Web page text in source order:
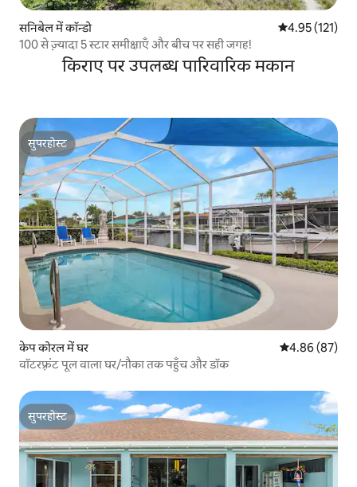
सनिबेल में कॉन्डो औसत रेटिंग 5 में से
4.95 (121)
100 से ज़्यादा 5 स्टार समीक्षाएँ और बीच पर सही जगह!
किराए पर उपलब्ध पारिवारिक मकान
सुपरहोस्ट
सुपरहोस्ट
केप कोरल में घर औसत रेटिंग 5 में
4.86 (87)
वॉटरफ़्रंट पूल वाला घर/नौका तक पहुँच और डॉक
सुपरहोस्ट
सुपरहोस्ट